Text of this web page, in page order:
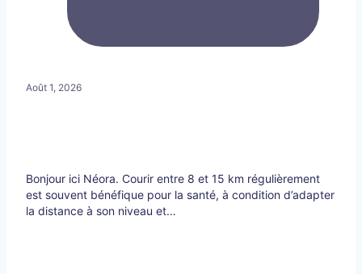
Août 1, 2026
Bonjour ici Néora. Courir entre 8 et 15 km régulièrement
est souvent bénéfique pour la santé, à condition d’adapter
la distance à son niveau et…